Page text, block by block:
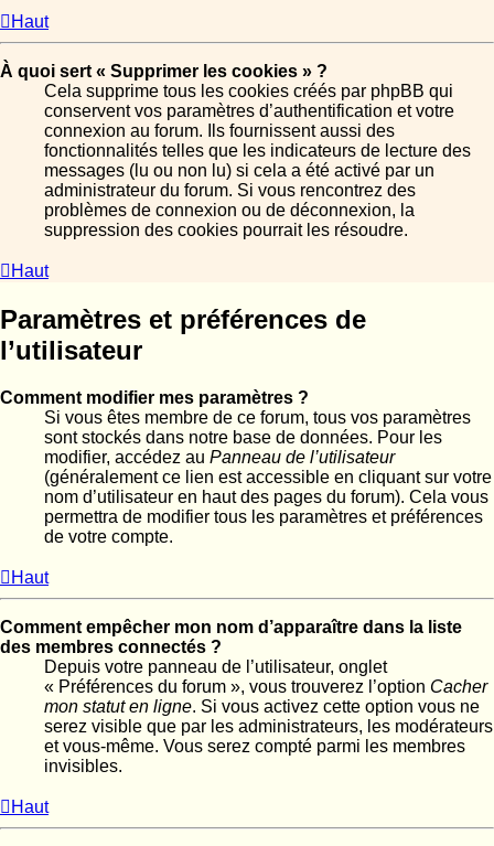
Haut
À quoi sert « Supprimer les cookies » ?
Cela supprime tous les cookies créés par phpBB qui
conservent vos paramètres d’authentification et votre
connexion au forum. Ils fournissent aussi des
fonctionnalités telles que les indicateurs de lecture des
messages (lu ou non lu) si cela a été activé par un
administrateur du forum. Si vous rencontrez des
problèmes de connexion ou de déconnexion, la
suppression des cookies pourrait les résoudre.
Haut
Paramètres et préférences de
l’utilisateur
Comment modifier mes paramètres ?
Si vous êtes membre de ce forum, tous vos paramètres
sont stockés dans notre base de données. Pour les
modifier, accédez au Panneau de l’utilisateur
(généralement ce lien est accessible en cliquant sur votre
nom d’utilisateur en haut des pages du forum). Cela vous
permettra de modifier tous les paramètres et préférences
de votre compte.
Haut
Comment empêcher mon nom d’apparaître dans la liste
des membres connectés ?
Depuis votre panneau de l’utilisateur, onglet
« Préférences du forum », vous trouverez l’option Cacher
mon statut en ligne. Si vous activez cette option vous ne
serez visible que par les administrateurs, les modérateurs
et vous-même. Vous serez compté parmi les membres
invisibles.
Haut